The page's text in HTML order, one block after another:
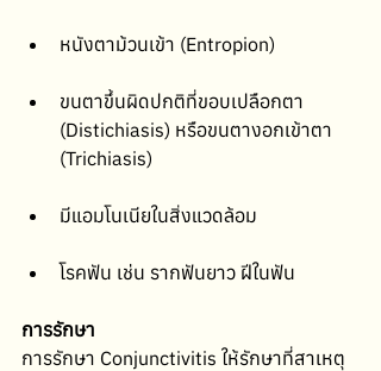
หนังตาม้วนเข้า (Entropion)
ขนตาขึ้นผิดปกติที่ขอบเปลือกตา
(Distichiasis) หรือขนตางอกเข้าตา
(Trichiasis)
มีแอมโนเนียในสิ่งแวดล้อม
โรคฟัน เช่น รากฟันยาว ฝีในฟัน
การรักษา
การรักษา Conjunctivitis ให้รักษาที่สาเหตุ